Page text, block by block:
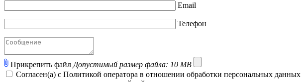
Email
Телефон
Прикрепить файл Допустимый размер файла: 10 MB
Согласен(а) с Политикой оператора в отношении обработки персональных данных